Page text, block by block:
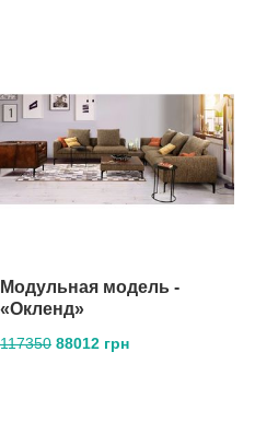
Модульная модель -
«Окленд»
117350 88012 грн